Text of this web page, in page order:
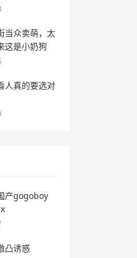
当众卖萌，太
这是小奶狗
人真的要选对
产gogoboy
凸诱惑